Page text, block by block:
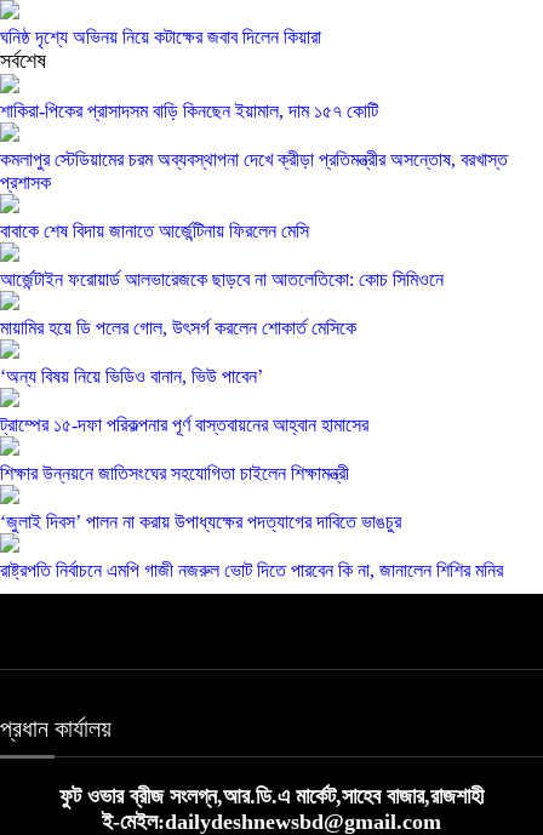
ঘনিষ্ঠ দৃশ্যে অভিনয় নিয়ে কটাক্ষের জবাব দিলেন কিয়ারা
সর্বশেষ
শাকিরা-পিকের প্রাসাদসম বাড়ি কিনছেন ইয়ামাল, দাম ১৫৭ কোটি
কমলাপুর স্টেডিয়ামের চরম অব্যবস্থাপনা দেখে ক্রীড়া প্রতিমন্ত্রীর অসন্তোষ, বরখাস্ত
প্রশাসক
বাবাকে শেষ বিদায় জানাতে আর্জেন্টিনায় ফিরলেন মেসি
আর্জেন্টাইন ফরোয়ার্ড আলভারেজকে ছাড়বে না আতলেতিকো: কোচ সিমিওনে
মায়ামির হয়ে ডি পলের গোল, উৎসর্গ করলেন শোকার্ত মেসিকে
‘অন্য বিষয় নিয়ে ভিডিও বানান, ভিউ পাবেন’
ট্রাম্পের ১৫-দফা পরিকল্পনার পূর্ণ বাস্তবায়নের আহ্বান হামাসের
শিক্ষার উন্নয়নে জাতিসংঘের সহযোগিতা চাইলেন শিক্ষামন্ত্রী
‘জুলাই দিবস’ পালন না করায় উপাধ্যক্ষের পদত্যাগের দাবিতে ভাঙচুর
রাষ্ট্রপতি নির্বাচনে এমপি গাজী নজরুল ভোট দিতে পারবেন কি না, জানালেন শিশির মনির
প্রধান কার্যালয়
ফুট ওভার ব্রীজ সংলগ্ন,আর.ডি.এ মার্কেট,সাহেব বাজার,রাজশাহী
ই-মেইল:dailydeshnewsbd@gmail.com